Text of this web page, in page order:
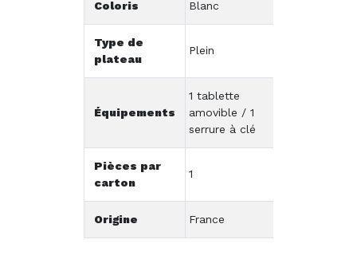
Coloris Blanc
Type de
plateau
Plein
Équipements
1 tablette
amovible / 1
serrure à clé
Pièces par
carton
1
Origine France